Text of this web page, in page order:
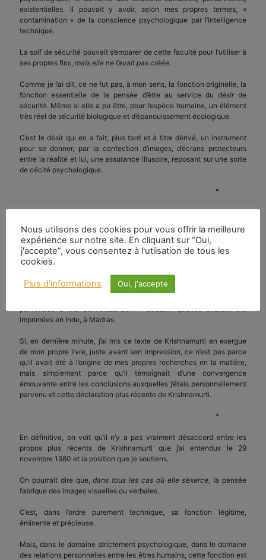
existentielles. Il pouvait y avoir, selon mes propres termes, «
contamination » de la conscience psychologique par l’intelligence
technique.
La soif de sécurité pouvait s’emparer de cette faculté pour l’utiliser à
ses propres fins, mais elle ne l’avait pas créée.
Comme je l’ai dit, ce ne fut pas, à mon sens, la fonction originelle, la
fonction essentielle de la pensée d’être au service du désirde
sécurité. Même si elle a pu être, pour l’espèce humaine, un élément
très réel de sécurité biologique et d’épanouissement écologique.
C’est le désir qui en a fait, plus tard et à titre dérivé, un instrument
pour se donner, par la confection d’images, d’écrans protecteurs
entre la réalité et lui, une assurance illusoire, reposant sur une sorte
de cécité psychologique.
*
A Londres, le 9 avril 1953, Krishnamurti, parlant de l’esprit, avait dit : «
technique ») Cf. Krishnamurti Talks 1953, London, p. 35.
C’est ce que je dis moi-même et que j’avais déjà dit dans le volume «
Intelligence technique et conscience personnelle » de mon ouvrage
« DU TEMPOREL A L’INTEMPOREL », volume dont j’avais achevé la
rédaction, après un long travail, le 26 décembre 1953, à un moment
imprimées en Inde, à Madras.
Si, en dernière minute, j’ai mis ce texte de Krishnamurti en exergue
de mon propre livre, juste avant son impression, ce n’est pas parce
qu’il avait été à l’origine de mes propres recherches en la matière,
mais simplement parce qu’il témoignait d’une convergence
émouvante entre les conclusions auxquelles j’étais personnellement
parvenu et cette déclaration plus récente de Krishnamurti.
*
En définitive, on voit qu’il n’y a pas vraiment désaccord entre les
propos plus récents de Krishnamurti que j’ai entendus le 29
novembre 1980 et la position que je soutiens.
On pourrait dire que,dans tous les cas où elle s’exerce , la pensée
fabrique des images visuelles ou verbales.
C’est, dans l’ordre purement technique, sa fonction légitime,
éminente et précieuse.
Mais, dans le domaine strictement psychologique, dans le domaine
des relations personnelles entre les êtres humains, cette fonction est
Nous utilisons des cookies pour vous offrir la meilleure
expérience sur notre site. En cliquant sur “Oui,
j'accepte”, vous consentez à l'utiisation de tous les
cookies.
Plus d'informations Oui, j'accepte